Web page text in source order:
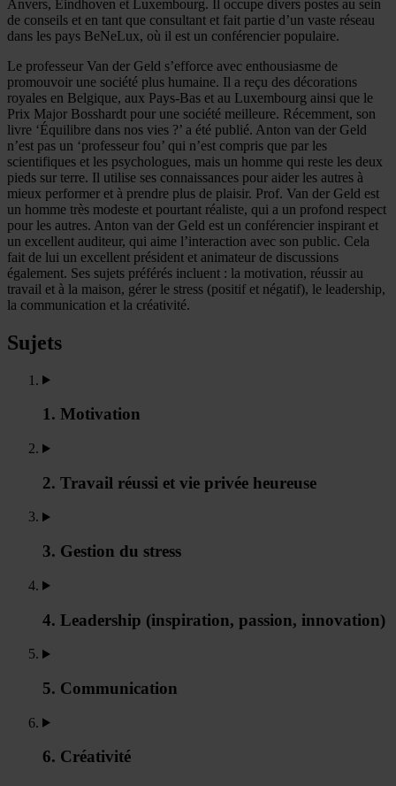
Anvers, Eindhoven et Luxembourg. Il occupe divers postes au sein
de conseils et en tant que consultant et fait partie d’un vaste réseau
dans les pays BeNeLux, où il est un conférencier populaire.
Le professeur Van der Geld s’efforce avec enthousiasme de
promouvoir une société plus humaine. Il a reçu des décorations
royales en Belgique, aux Pays-Bas et au Luxembourg ainsi que le
Prix Major Bosshardt pour une société meilleure. Récemment, son
livre ‘Équilibre dans nos vies ?’ a été publié. Anton van der Geld
n’est pas un ‘professeur fou’ qui n’est compris que par les
scientifiques et les psychologues, mais un homme qui reste les deux
pieds sur terre. Il utilise ses connaissances pour aider les autres à
mieux performer et à prendre plus de plaisir. Prof. Van der Geld est
un homme très modeste et pourtant réaliste, qui a un profond respect
pour les autres. Anton van der Geld est un conférencier inspirant et
un excellent auditeur, qui aime l’interaction avec son public. Cela
fait de lui un excellent président et animateur de discussions
également. Ses sujets préférés incluent : la motivation, réussir au
travail et à la maison, gérer le stress (positif et négatif), le leadership,
la communication et la créativité.
Sujets
1. Motivation
2. Travail réussi et vie privée heureuse
3. Gestion du stress
4. Leadership (inspiration, passion, innovation)
5. Communication
6. Créativité